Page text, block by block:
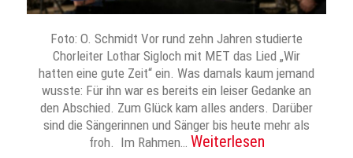
Foto: O. Schmidt Vor rund zehn Jahren studierte
Chorleiter Lothar Sigloch mit MET das Lied „Wir
hatten eine gute Zeit“ ein. Was damals kaum jemand
wusste: Für ihn war es bereits ein leiser Gedanke an
den Abschied. Zum Glück kam alles anders. Darüber
sind die Sängerinnen und Sänger bis heute mehr als
froh. Im Rahmen… Weiterlesen